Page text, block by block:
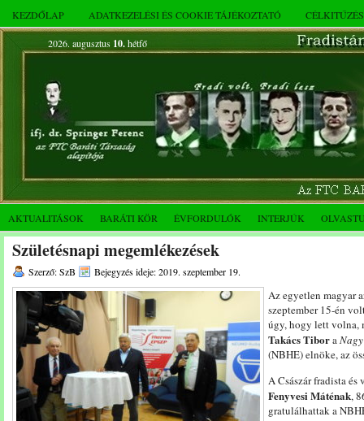
KEZDŐLAP ADATKEZELÉSI ÉS COOKIE TÁJÉKOZTATÓ
2026. augusztus 10.hétfő
AKTUALITÁSOK BARÁTI KÖR ÉVFORDULÓK INTERJÚK
Születésnapi megemlékezések
Szerző: SzB Bejegyzés ideje: 2019. szeptember 19.
Az egyetlen magyar
szeptember 15-én
úgy, hogy lett volna,
Takács Tibora
(NBHE) elnöke, az
A Császár fradista
Fenyvesi Máténak,
gratulálhattak a